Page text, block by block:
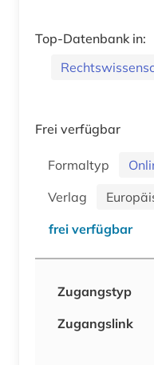
Top-Datenbank in:
Frei verfügbar
Formaltyp
Verlag
frei verfügbar
Zugangstyp
Zugangslink